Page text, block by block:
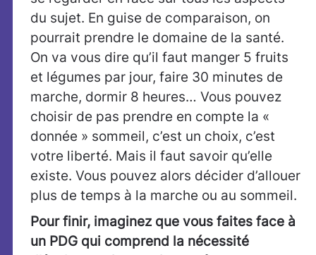
du sujet. En guise de comparaison, on
pourrait prendre le domaine de la santé.
On va vous dire qu’il faut manger 5 fruits
et légumes par jour, faire 30 minutes de
marche, dormir 8 heures… Vous pouvez
choisir de pas prendre en compte la «
donnée » sommeil, c’est un choix, c’est
votre liberté. Mais il faut savoir qu’elle
existe. Vous pouvez alors décider d’allouer
plus de temps à la marche ou au sommeil.
Pour finir, imaginez que vous faites face à
un PDG qui comprend la nécessité